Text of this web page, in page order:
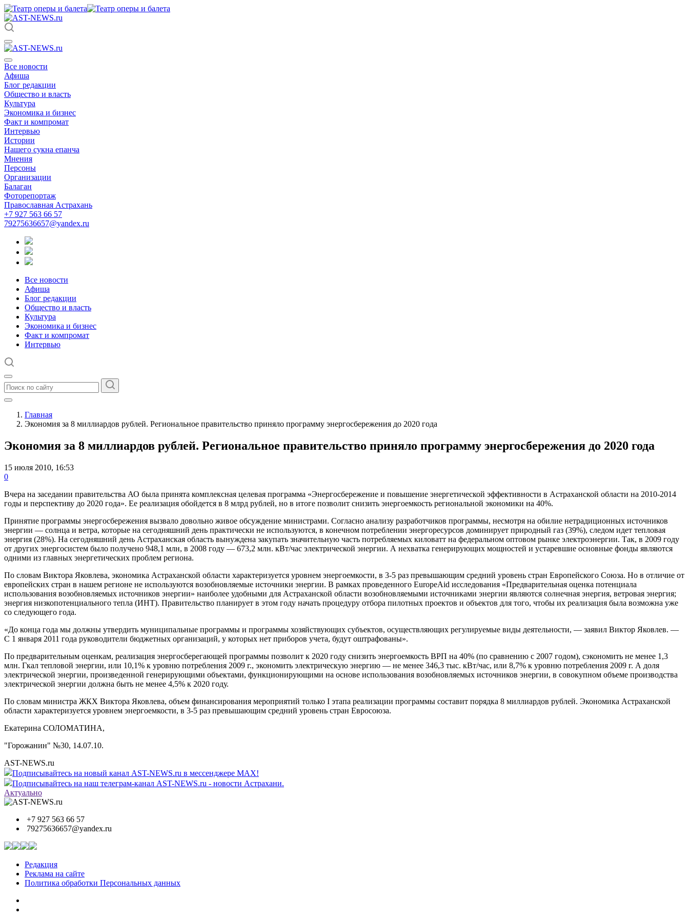
Все новости
Афиша
Блог редакции
Общество и власть
Культура
Экономика и бизнес
Факт и компромат
Интервью
Истории
Нашего сукна епанча
Мнения
Персоны
Организации
Балаган
Фоторепортаж
Православная Астрахань
+7 927 563 66 57
79275636657@yandex.ru
Все новости
Афиша
Блог редакции
Общество и власть
Культура
Экономика и бизнес
Факт и компромат
Интервью
Главная
Экономия за 8 миллиардов рублей. Региональное правительство приняло программу энергосбережения до 2020 года
Экономия за 8 миллиардов рублей. Региональное правительство приняло программу энергосбережения до 2020 года
15 июля 2010, 16:53
0
Вчера на заседании правительства АО была принята комплексная целевая программа «Энергосбережение и повышение энергетической эффективности в Астраханской области на 2010-2014
годы и перспективу до 2020 года». Ее реализация обойдется в 8 млрд рублей, но в итоге позволит снизить энергоемкость региональной экономики на 40%.
Принятие программы энергосбережения вызвало довольно живое обсуждение министрами. Согласно анализу разработчиков программы, несмотря на обилие нетрадиционных источников
энергии — солнца и ветра, которые на сегодняшний день практически не используются, в конечном потреблении энергоресурсов доминирует природный газ (39%), следом идет тепловая
энергия (28%). На сегодняшний день Астраханская область вынуждена закупать значительную часть потребляемых киловатт на федеральном оптовом рынке электроэнергии. Так, в 2009 году
от других энергосистем было получено 948,1 млн, в 2008 году — 673,2 млн. кВт/час электрической энергии. А нехватка генерирующих мощностей и устаревшие основные фонды являются
одними из главных энергетических проблем региона.
По словам Виктора Яковлева, экономика Астраханской области характеризуется уровнем энергоемкости, в 3-5 раз превышающим средний уровень стран Европейского Союза. Но в отличие от
европейских стран в нашем регионе не используются возобновляемые источники энергии. В рамках проведенного EuropeAid исследования «Предварительная оценка потенциала
использования возобновляемых источников энергии» наиболее удобными для Астраханской области возобновляемыми источниками энергии являются солнечная энергия, ветровая энергия;
энергия низкопотенциального тепла (ИНТ). Правительство планирует в этом году начать процедуру отбора пилотных проектов и объектов для того, чтобы их реализация была возможна уже
со следующего года.
«До конца года мы должны утвердить муниципальные программы и программы хозяйствующих субъектов, осуществляющих регулируемые виды деятельности, — заявил Виктор Яковлев. —
С 1 января 2011 года руководители бюджетных организаций, у которых нет приборов учета, будут оштрафованы».
По предварительным оценкам, реализация энергосберегающей программы позволит к 2020 году снизить энергоемкость ВРП на 40% (по сравнению с 2007 годом), сэкономить не менее 1,3
млн. Гкал тепловой энергии, или 10,1% к уровню потребления 2009 г., экономить электрическую энергию — не менее 346,3 тыс. кВт/час, или 8,7% к уровню потребления 2009 г. А доля
электрической энергии, произведенной генерирующими объектами, функционирующими на основе использования возобновляемых источников энергии, в совокупном объеме производства
электрической энергии должна быть не менее 4,5% к 2020 году.
По словам министра ЖКХ Виктора Яковлева, объем финансирования мероприятий только I этапа реализации программы составит порядка 8 миллиардов рублей. Экономика Астраханской
области характеризуется уровнем энергоемкости, в 3-5 раз превышающим средний уровень стран Евросоюза.
Екатерина СОЛОМАТИНА,
"Горожанин" №30, 14.07.10.
AST-NEWS.ru
Подписывайтесь на новый канал AST-NEWS.ru в мессенджере MAX!
Подписывайтесь на наш телеграм-канал AST-NEWS.ru - новости Астрахани.
Актуально
+7 927 563 66 57
79275636657@yandex.ru
Редакция
Реклама на сайте
Политика обработки Персональных данных